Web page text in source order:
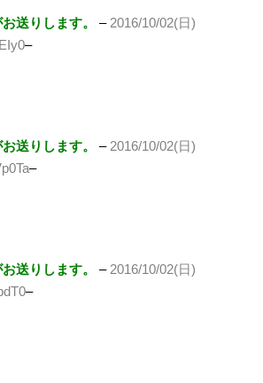
送りします。 –2016/10/02(日)
–
送りします。 –2016/10/02(日)
–
送りします。 –2016/10/02(日)
–